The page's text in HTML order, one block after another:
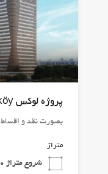
پروژه لوکس Up life Kadıköy
بصورت نقد و اقساط
متراژ
شروع متراژ 80